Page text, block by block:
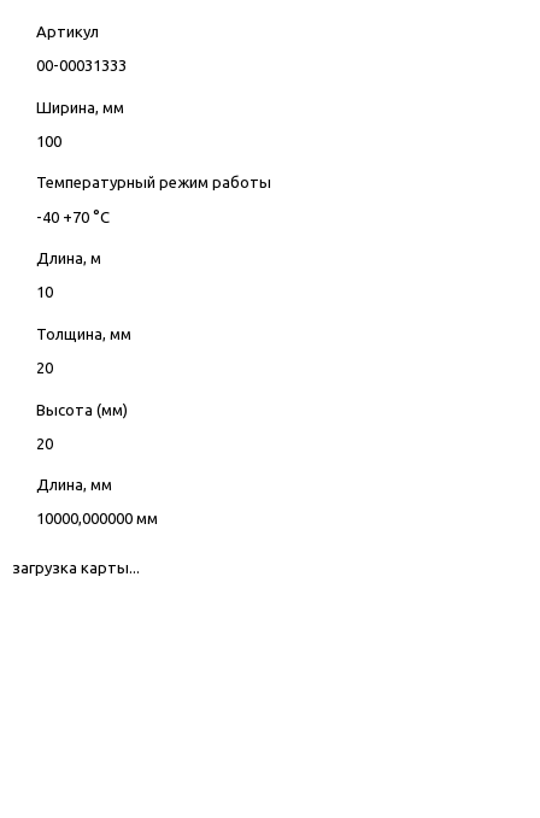
Артикул
00-00031333
Ширина, мм
100
Температурный режим работы
-40 +70 °С
Длина, м
10
Толщина, мм
20
Высота (мм)
20
Длина, мм
10000,000000 мм
загрузка карты...